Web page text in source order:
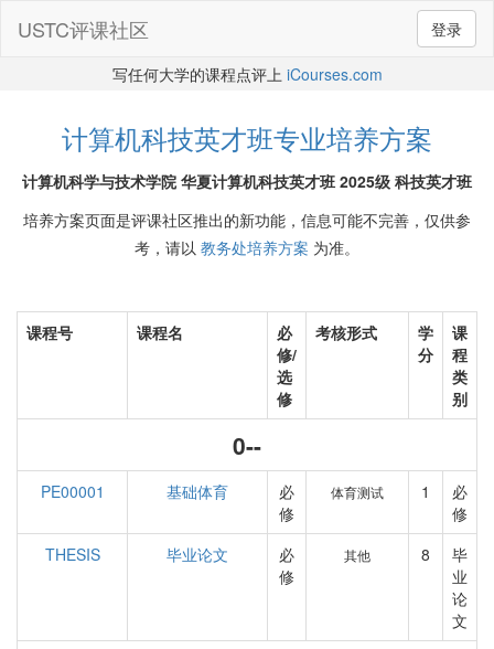
登录
USTC评课社区
写任何大学的课程点评上 iCourses.com
计算机科技英才班专业培养方案
计算机科学与技术学院 华夏计算机科技英才班 2025级 科技英才班
培养方案页面是评课社区推出的新功能，信息可能不完善，仅供参
考，请以 教务处培养方案 为准。
课程号 课程名
必
修/
选
修
考核形式
学
分
课
程
类
别
0--
PE00001 基础体育
必
修
体育测试 1
必
修
THESIS
毕业论文
必
修
其他 8
毕
业
论
文